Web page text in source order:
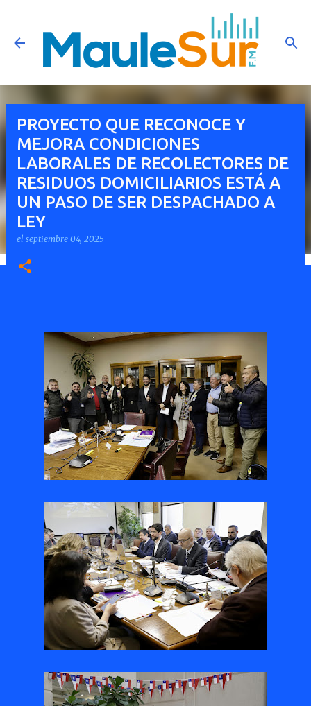
Ir al contenido principal
PROYECTO QUE RECONOCE Y
MEJORA CONDICIONES
LABORALES DE RECOLECTORES DE
RESIDUOS DOMICILIARIOS ESTÁ A
UN PASO DE SER DESPACHADO A
LEY
el septiembre 04, 2025